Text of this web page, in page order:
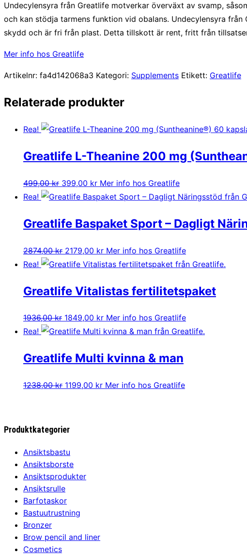
priset
var:
599,00 kr.
priset
är:
499,00 kr.
Undecylensyra från Greatlife motverkar överväxt av svamp,
och kan stödja tarmens funktion vid obalans. Undecylensyra
skydd och är fri från plast. Detta tillskott är rent, fritt från
Mer info hos Greatlife
Artikelnr: fa4d142068a3 Kategori: Supplements Etikett: Greatlife
Relaterade produkter
Rea!
Greatlife L-Theanine 200 mg
499,00kr Det
ursprungliga
var:
399,00 krDet
nuvarande
är:
Mer info hos Greatlife
Rea!
Greatlife Baspaket Sport – Dagligt
2874,00kr Det
ursprungliga
var:
2179,00 krDet
nuvarande
är:
Mer info hos Greatlife
Rea!
Greatlife Vitalistas fertilitetspaket
1936,00kr Det
ursprungliga
var:
1849,00 krDet
nuvarande
är:
Mer info hos Greatlife
Rea!
Greatlife Multi kvinna & man
1238,00kr Det
var:
1199,00 krDet
Mer info hos Greatlife
Produktkategorier
Ansiktsbastu
Ansiktsborste
Ansiktsprodukter
Ansiktsrulle
Barfotaskor
Bastuutrustning
Bronzer
Brow pencil and liner
Cosmetics